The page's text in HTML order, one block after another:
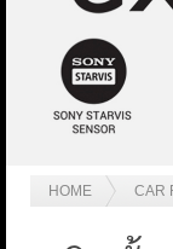
HOME CAR